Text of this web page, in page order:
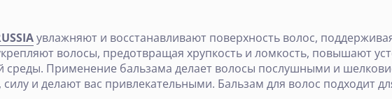
увлажняют и восстанавливают поверхность волос,
волосы, предотвращая хрупкость и ломкость, повышают
среды. Применение бальзама делает волосы послушными и
и делают вас привлекательными. Бальзам для волос подходит